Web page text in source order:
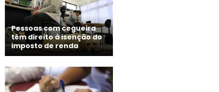
Pessoas com cegueira
têm direito à isenção do
imposto de renda